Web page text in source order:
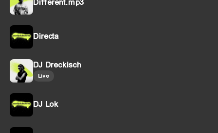
Different.mp3
Directa
DJ Dreckisch
Live
DJ Lok